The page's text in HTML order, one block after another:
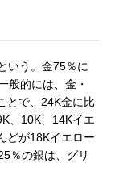
いう。金75％に
般的には、金・
とで、24K金に比
、10K、14Kイエ
どが18Kイエロー
％の銀は、グリ